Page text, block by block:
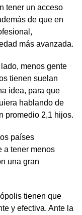
tener un acceso
de que en
más avanzada.
menos gente
tienen suelan
idea, para que
hablando de
promedio 2,1 hijos.
países
a tener menos
una gran
tienen que
y efectiva. Ante la